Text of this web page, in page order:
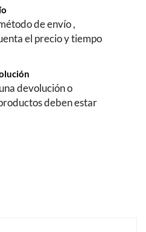
de envío ,
el precio y tiempo
devolución o
deben estar